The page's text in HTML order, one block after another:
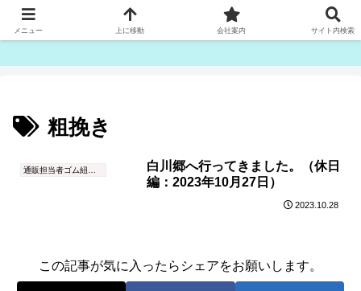
ゴム紐・平ゴム製造販売は津田産業直販部です
粗挽き
白川郷へ行ってきました。（休日
編：2023年10月27日）
2023.10.28
この記事が気に入ったらシェアをお願いします。
メニュー 上に移動 会社案内 サイト内検索